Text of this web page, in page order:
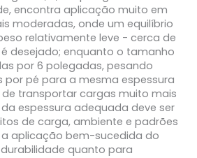
encontra aplicação muito em
moderadas, onde um equilíbrio
relativamente leve - cerca de
é desejado; enquanto o tamanho
por 6 polegadas, pesando
por pé para a mesma espessura
transportar cargas muito mais
espessura adequada deve ser
de carga, ambiente e padrões
aplicação bem-sucedida do
quanto para